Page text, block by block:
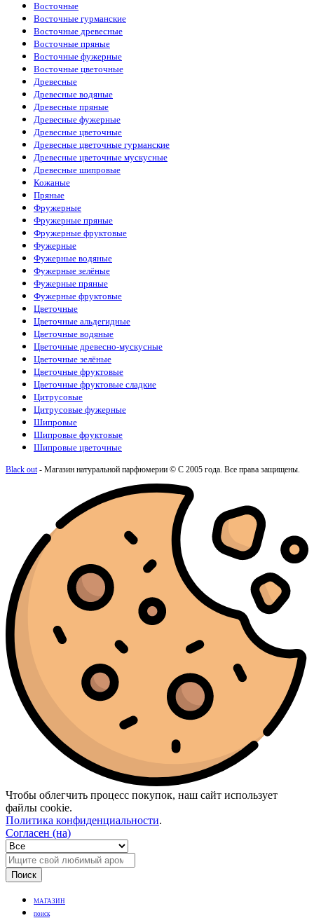
Восточные
Восточные гурманские
Восточные древесные
Восточные пряные
Восточные фужерные
Восточные цветочные
Древесные
Древесные водяные
Древесные пряные
Древесные фужерные
Древесные цветочные
Древесные цветочные гурманские
Древесные цветочные мускусные
Древесные шипровые
Кожаные
Пряные
Фружерные
Фружерные пряные
Фружерные фруктовые
Фужерные
Фужерные водяные
Фужерные зелёные
Фужерные пряные
Фужерные фруктовые
Цветочные
Цветочные альдегидные
Цветочные водяные
Цветочные древесно-мускусные
Цветочные зелёные
Цветочные фруктовые
Цветочные фруктовые сладкие
Цитрусовые
Цитрусовые фужерные
Шипровые
Шипровые фруктовые
Шипровые цветочные
Black out- Магазин натуральной парфюмерии © С 2005 года. Все права защищены.
Чтобы облегчить процесс покупок, наш сайт использует
файлы cookie.
Политика конфиденциальности.
Согласен (на)
Поиск
МАГАЗИН
поиск